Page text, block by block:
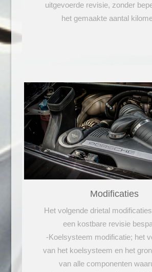
uitgevoerde revisie, zonder
het gemaakte aantal
Modificaties
Het volgende drietal
een kostbare revisie
-Koelsysteem modificatie; het
van het koelsysteem en het
van alle componenten